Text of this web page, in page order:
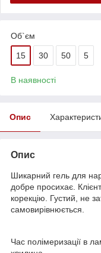
Об`єм
15 30 50 5
В наявності
Опис
Опис
Шикарний гель для
добре просихає.
корекцію. Густий, не
самовирівнюється.
Час полімеризації в